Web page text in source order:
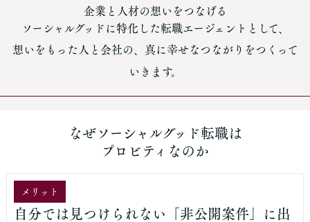
企業と人材の想いをつなげる
ソーシャルグッドに特化した転職エージェントとして、
想いをもった人と会社の、真に幸せなつながりをつくって
いきます。
なぜソーシャルグッド転職は
プロビティなのか
メリット
自分では見つけられない「非公開案件」に出